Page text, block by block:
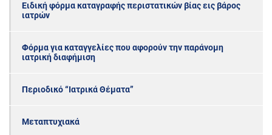
Ειδική φόρμα καταγραφής περιστατικών βίας εις βάρος
ιατρών
Φόρμα για καταγγελίες που αφορούν την παράνομη
ιατρική διαφήμιση
Περιοδικό “Ιατρικά Θέματα”
Μεταπτυχιακά